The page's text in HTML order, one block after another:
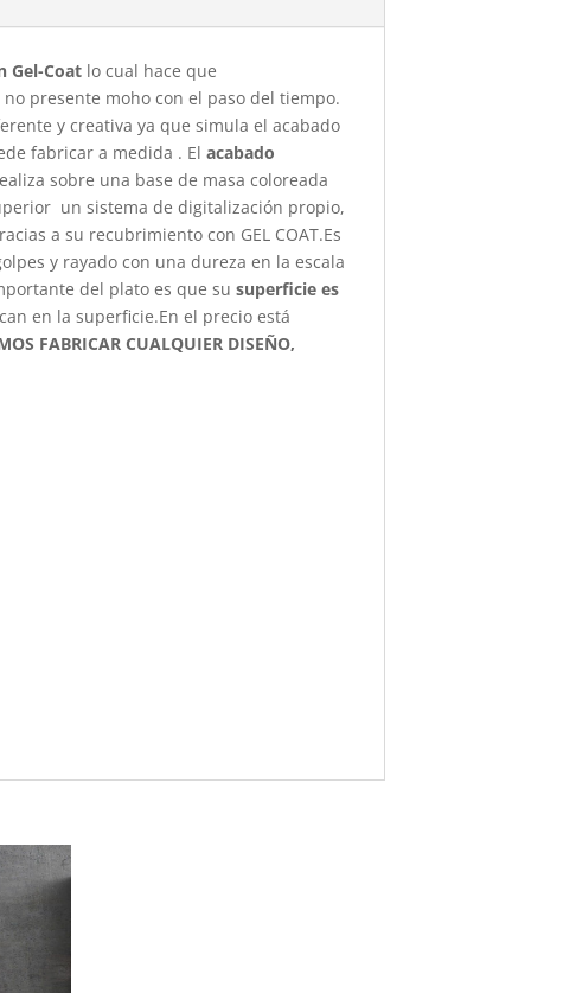
Gel-Coat lo cual hace que
presente moho con el paso del tiempo.
y creativa ya que simula el acabado
fabricar a medida . Elacabado
sobre una base de masa coloreada
un sistema de digitalización propio,
a su recubrimiento con GEL COAT.Es
y rayado con una dureza en la escala
del plato es que susuperficie es
en la superficie.En el precio está
FABRICAR CUALQUIER DISEÑO,